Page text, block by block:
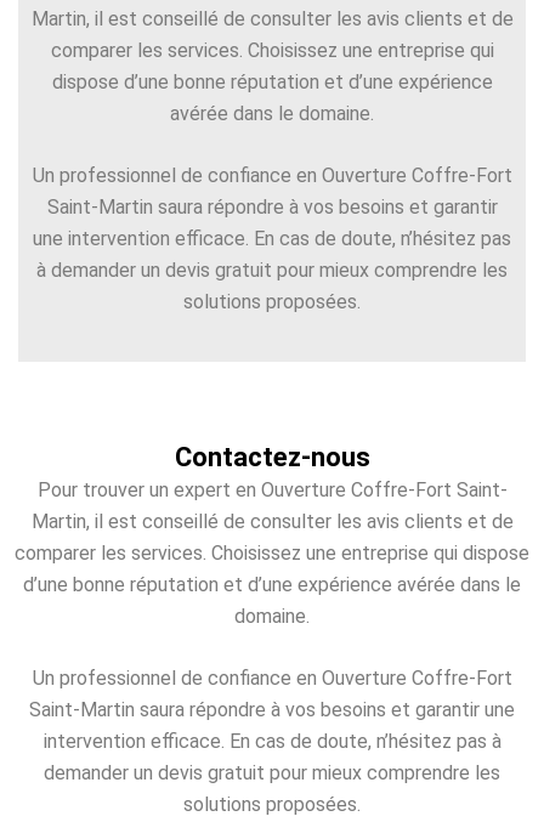
Martin, il est conseillé de consulter les avis clients et de
comparer les services. Choisissez une entreprise qui
dispose d’une bonne réputation et d’une expérience
avérée dans le domaine.
Un professionnel de confiance en Ouverture Coffre-Fort
Saint-Martin saura répondre à vos besoins et garantir
une intervention efficace. En cas de doute, n’hésitez pas
à demander un devis gratuit pour mieux comprendre les
solutions proposées.
Contactez-nous
Pour trouver un expert en Ouverture Coffre-Fort Saint-
Martin, il est conseillé de consulter les avis clients et de
comparer les services. Choisissez une entreprise qui dispose
d’une bonne réputation et d’une expérience avérée dans le
domaine.
Un professionnel de confiance en Ouverture Coffre-Fort
Saint-Martin saura répondre à vos besoins et garantir une
intervention efficace. En cas de doute, n’hésitez pas à
demander un devis gratuit pour mieux comprendre les
solutions proposées.